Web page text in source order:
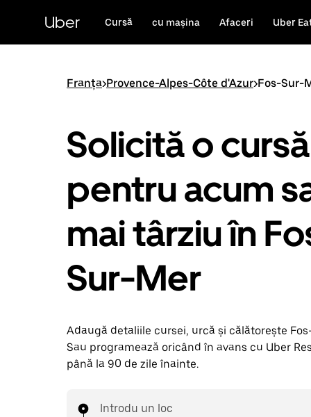
conținutul
principal
Uber Cursă cu mașina Afaceri Uber
Franța>Provence-Alpes-Côte d'Azur>Fos-Sur-
Solicită o cursă
pentru acum
mai târziu în
Sur-Mer
Adaugă detaliile cursei, urcă și călătorește
Sau programează oricând în avans cu Uber
până la 90 de zile înainte.
Introdu un loc